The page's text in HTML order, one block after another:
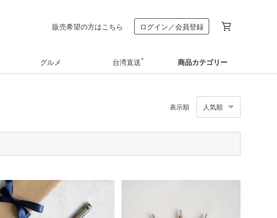
販売希望の方はこちら ログイン／会員登録
グルメ 台湾直送 商品カテゴリー
表示順 人気順